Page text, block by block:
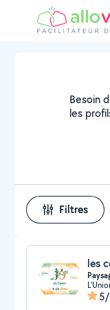
Besoin
les
Filtres
les